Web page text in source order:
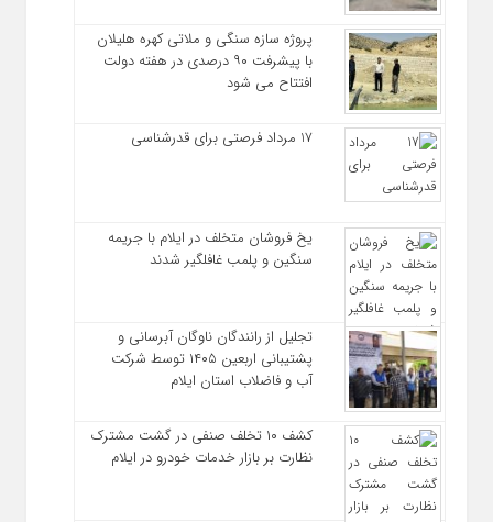
پروژه سازه سنگی و ملاتی کهره هلیلان
با پیشرفت ۹۰ درصدی در هفته دولت
افتتاح می شود
17 مرداد فرصتی برای قدرشناسی
یخ‌ فروشان متخلف در ایلام با جریمه
سنگین و پلمب غافلگیر شدند
تجلیل از رانندگان ناوگان آبرسانی و
پشتیبانی اربعین ۱۴۰۵ توسط شرکت
آب و فاضلاب استان ایلام
کشف ۱۰ تخلف صنفی در گشت مشترک
نظارت بر بازار خدمات خودرو در ایلام